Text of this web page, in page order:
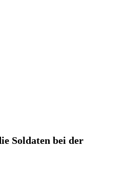
Soldaten bei der